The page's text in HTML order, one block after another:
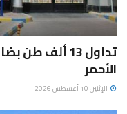
الأحمر
الإثنين 10 أغسطس 2026